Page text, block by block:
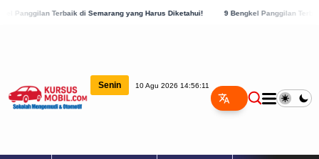
di Semarang yang Harus Diketahui! 9 Bengkel Panggilan Terbaik di Kabupaten
Senin 10 Agu 2026 14:56:12